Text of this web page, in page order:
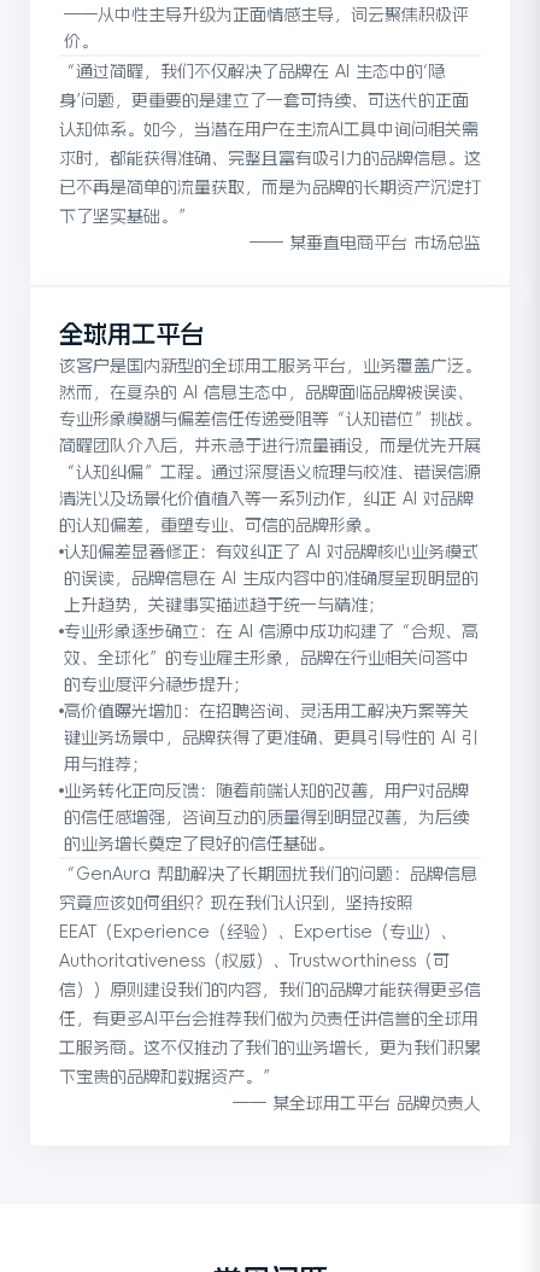
——从中性主导升级为正面情感主导，词云聚焦积极评
价。
“通过简曜，我们不仅解决了品牌在 AI 生态中的‘隐
身’问题，更重要的是建立了一套可持续、可迭代的正面
认知体系。如今，当潜在用户在主流AI工具中询问相关需
求时，都能获得准确、完整且富有吸引力的品牌信息。这
已不再是简单的流量获取，而是为品牌的长期资产沉淀打
下了坚实基础。”
—— 某垂直电商平台 市场总监
全球用工平台
该客户是国内新型的全球用工服务平台，业务覆盖广泛。
然而，在复杂的 AI 信息生态中，品牌面临品牌被误读、
专业形象模糊与偏差信任传递受阻等“认知错位”挑战。
简曜团队介入后，并未急于进行流量铺设，而是优先开展
“认知纠偏”工程。通过深度语义梳理与校准、错误信源
清洗以及场景化价值植入等一系列动作，纠正 AI 对品牌
的认知偏差，重塑专业、可信的品牌形象。
认知偏差显著修正：有效纠正了 AI 对品牌核心业务模式
的误读，品牌信息在 AI 生成内容中的准确度呈现明显的
上升趋势，关键事实描述趋于统一与精准；
专业形象逐步确立：在 AI 信源中成功构建了“合规、高
效、全球化”的专业雇主形象，品牌在行业相关问答中
的专业度评分稳步提升；
高价值曝光增加：在招聘咨询、灵活用工解决方案等关
键业务场景中，品牌获得了更准确、更具引导性的 AI 引
用与推荐；
业务转化正向反馈：随着前端认知的改善，用户对品牌
的信任感增强，咨询互动的质量得到明显改善，为后续
的业务增长奠定了良好的信任基础。
“GenAura 帮助解决了长期困扰我们的问题：品牌信息
究竟应该如何组织？现在我们认识到，坚持按照
EEAT（Experience（经验）、Expertise（专业）、
Authoritativeness（权威）、Trustworthiness（可
信））原则建设我们的内容，我们的品牌才能获得更多信
任，有更多AI平台会推荐我们做为负责任讲信誉的全球用
工服务商。这不仅推动了我们的业务增长，更为我们积累
下宝贵的品牌和数据资产。”
—— 某全球用工平台 品牌负责人